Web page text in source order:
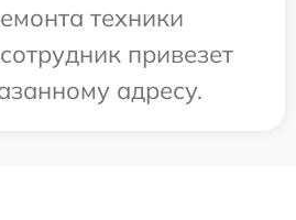
техники
привезет
адресу.